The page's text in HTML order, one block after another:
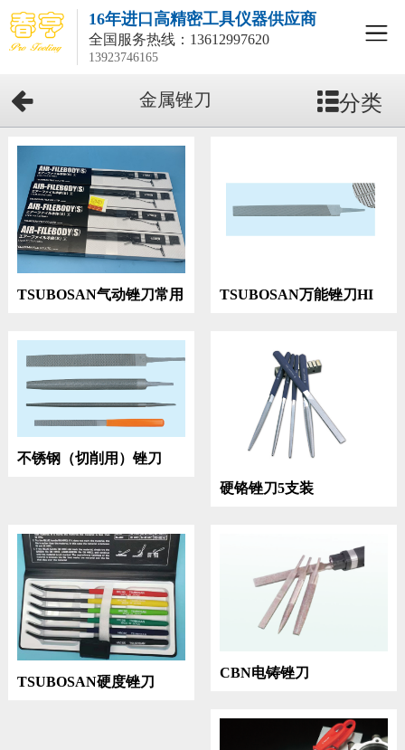
16年进口高精密工具仪器供应商
全国服务热线： 13612997620
13923746165
金属锉刀 分类
TSUBOSAN气动锉刀常用
TSUBOSAN万能锉刀HI
不锈钢（切削用）锉刀
硬铬锉刀5支装
TSUBOSAN硬度锉刀
CBN电铸锉刀